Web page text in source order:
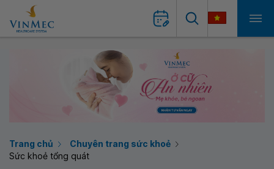
Trang chủ
Chuyên trang sức khoẻ
Sức khoẻ tổng quát